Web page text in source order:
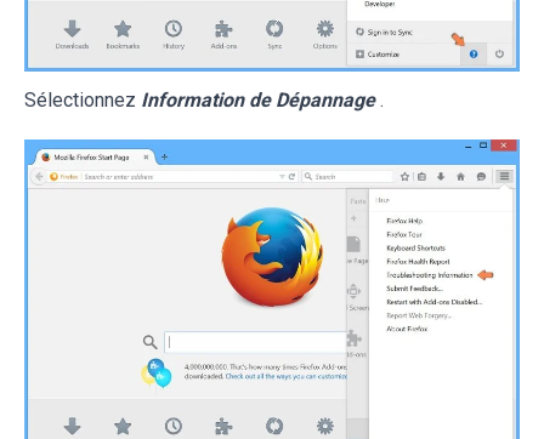
Sélectionnez Information de Dépannage .